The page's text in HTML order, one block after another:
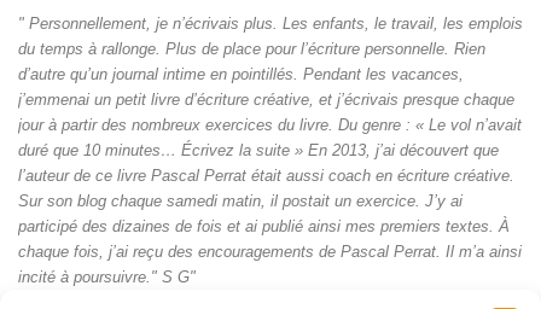
" Personnellement, je n’écrivais plus. Les enfants, le travail, les emplois
du temps à rallonge. Plus de place pour l’écriture personnelle. Rien
d’autre qu’un journal intime en pointillés. Pendant les vacances,
j’emmenai un petit livre d’écriture créative, et j’écrivais presque chaque
jour à partir des nombreux exercices du livre. Du genre : « Le vol n’avait
duré que 10 minutes… Écrivez la suite » En 2013, j’ai découvert que
l’auteur de ce livre Pascal Perrat était aussi coach en écriture créative.
Sur son blog chaque samedi matin, il postait un exercice. J’y ai
participé des dizaines de fois et ai publié ainsi mes premiers textes. À
chaque fois, j’ai reçu des encouragements de Pascal Perrat. Il m’a ainsi
incité à poursuivre." S G"